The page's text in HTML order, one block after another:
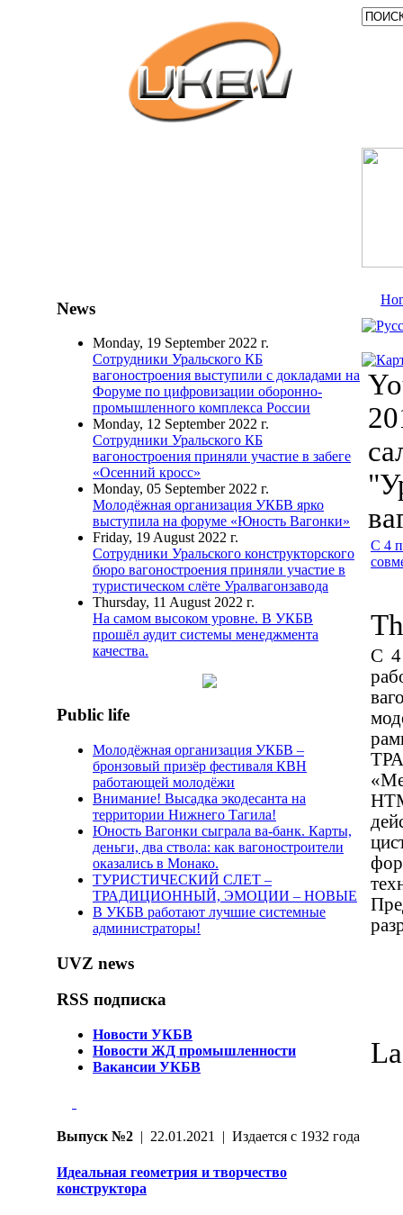
News
Monday, 19 September 2022 г.
Сотрудники Уральского КБ
вагоностроения выступили с докладами на
Форуме по цифровизации оборонно-
промышленного комплекса России
Monday, 12 September 2022 г.
Сотрудники Уральского КБ
вагоностроения приняли участие в забеге
«Осенний кросс»
Monday, 05 September 2022 г.
Молодёжная организация УКБВ ярко
выступила на форуме «Юность Вагонки»
Friday, 19 August 2022 г.
Сотрудники Уральского конструкторского
бюро вагоностроения приняли участие в
туристическом слёте Уралвагонзавода
Thursday, 11 August 2022 г.
На самом высоком уровне. В УКБВ
прошёл аудит системы менеджмента
качества.
Public life
Молодёжная организация УКБВ –
бронзовый призёр фестиваля КВН
работающей молодёжи
Внимание! Высадка экодесанта на
территории Нижнего Тагила!
Юность Вагонки сыграла ва-банк. Карты,
деньги, два ствола: как вагоностроители
оказались в Монако.
ТУРИСТИЧЕСКИЙ СЛЕТ –
ТРАДИЦИОННЫЙ, ЭМОЦИИ – НОВЫЕ
В УКБВ работают лучшие системные
администраторы!
UVZ news
RSS подписка
Новости УКБВ
Новости ЖД промышленности
Вакансии УКБВ
Выпуск №2 | 22.01.2021 | Издается с 1932 года
Идеальная геометрия и творчество
конструктора
С 4
С 4